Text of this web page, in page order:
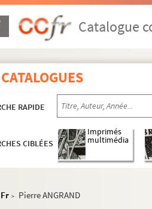
Catalogue
RAPIDE
CIBLÉES
Imprimés
multimédia
> Pierre ANGRAND